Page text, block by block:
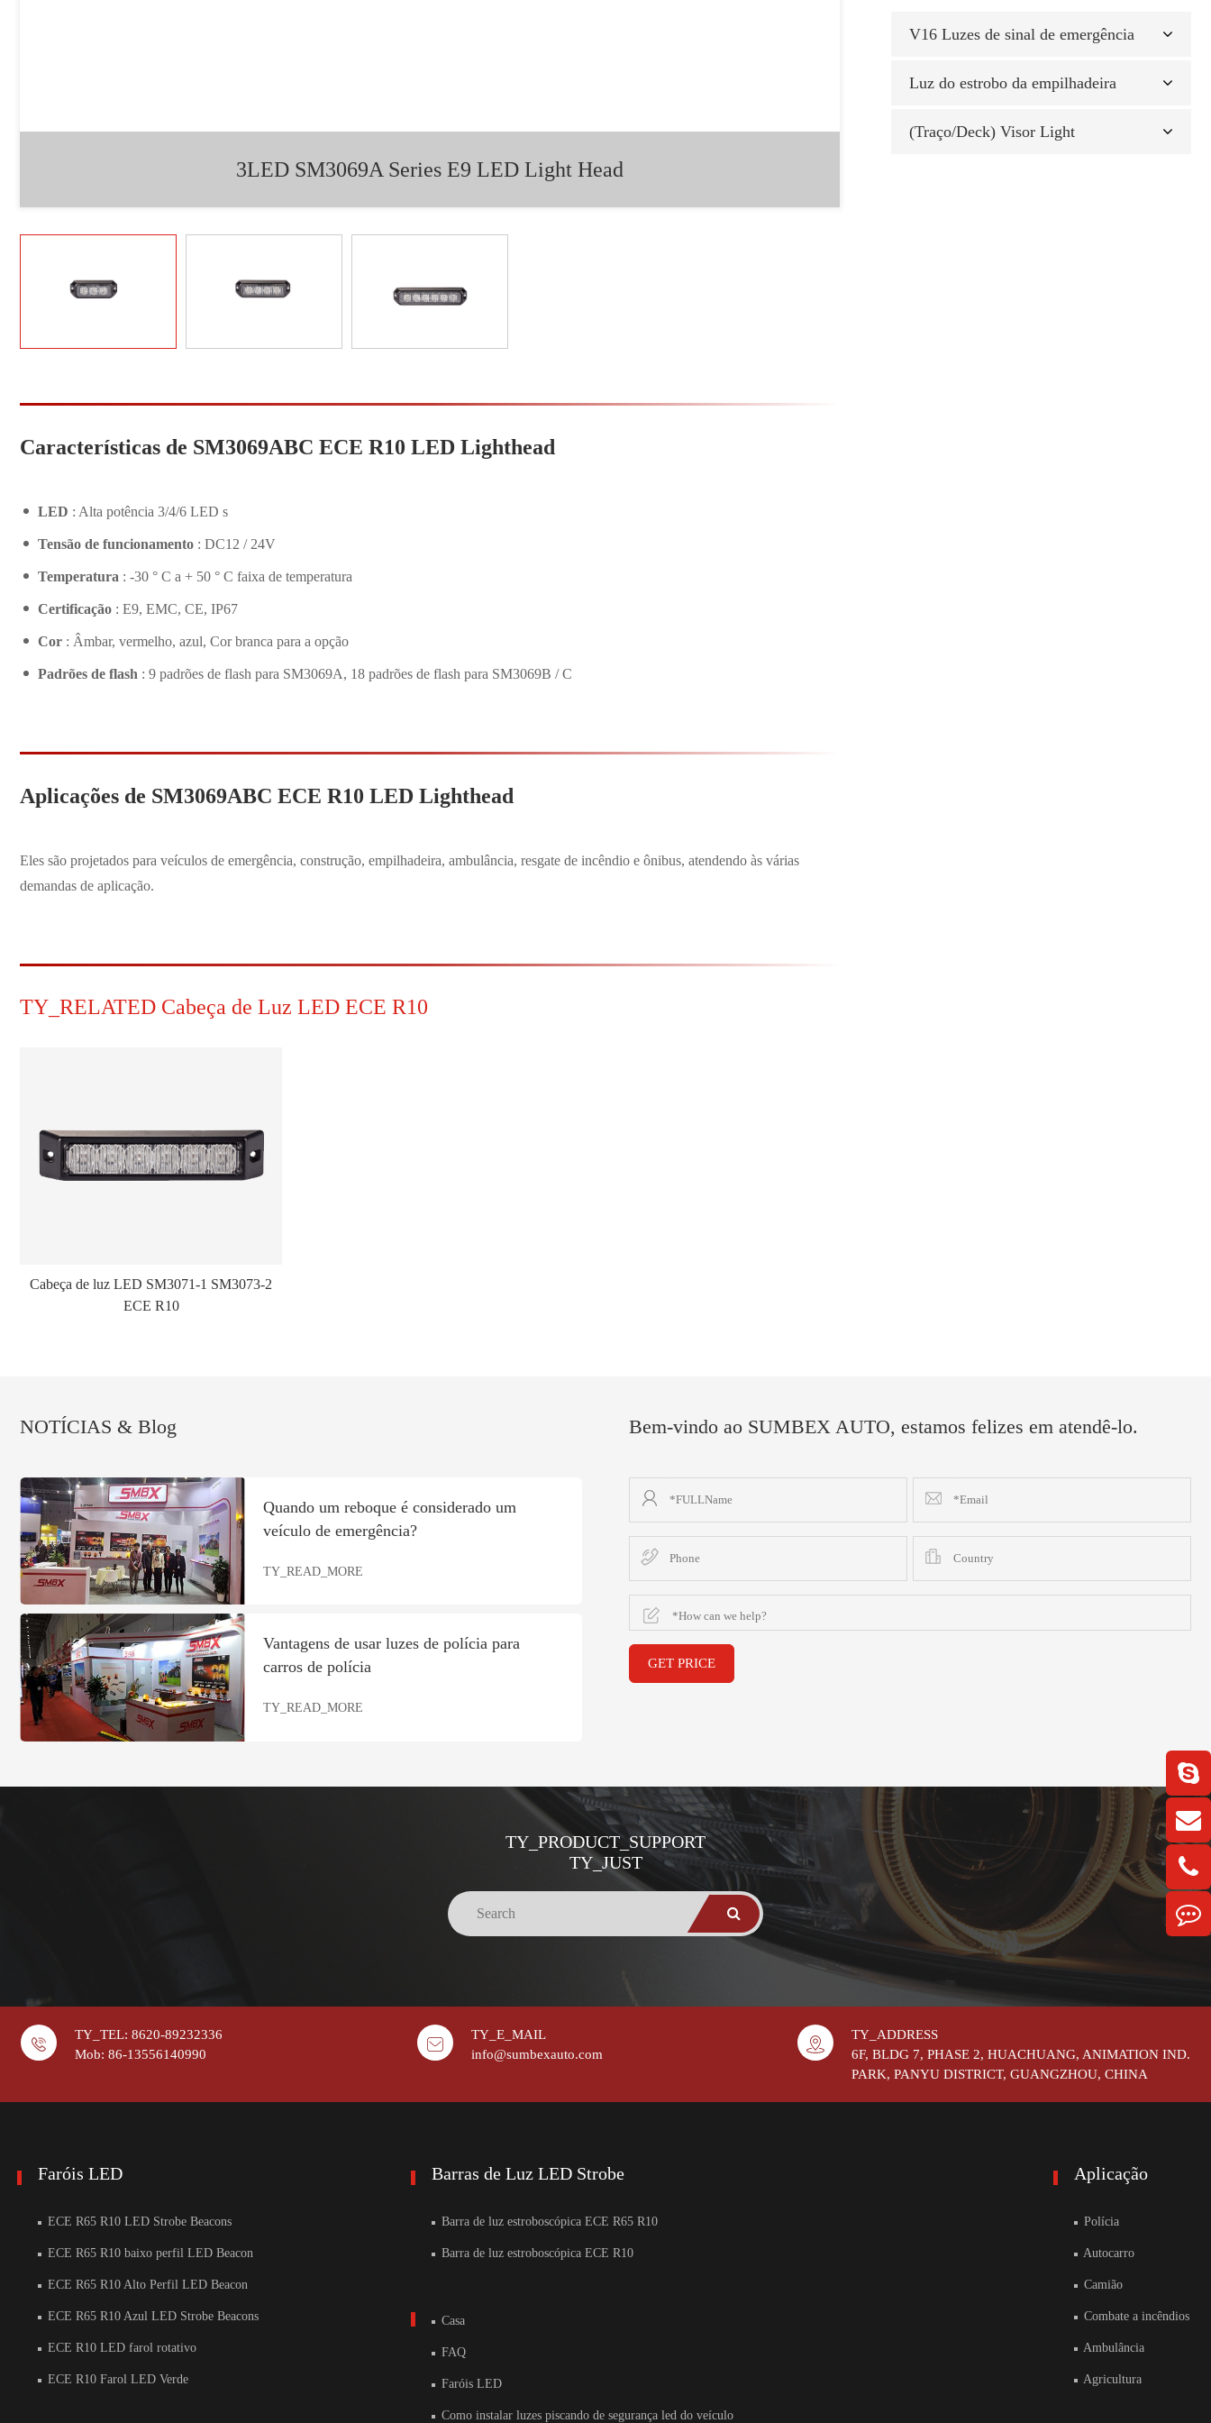
3LED SM3069A Series E9 LED Light Head
Características de SM3069ABC ECE R10 LED Lighthead
LED : Alta potência 3/4/6 LED s
Tensão de funcionamento : DC12 / 24V
Temperatura : -30 ° C a + 50 ° C faixa de temperatura
Certificação : E9, EMC, CE, IP67
Cor : Âmbar, vermelho, azul, Cor branca para a opção
Padrões de flash : 9 padrões de flash para SM3069A, 18 padrões de flash para SM3069B / C
Aplicações de SM3069ABC ECE R10 LED Lighthead
Eles são projetados para veículos de emergência, construção, empilhadeira, ambulância, resgate de incêndio e ônibus, atendendo às várias
demandas de aplicação.
TY_RELATED Cabeça de Luz LED ECE R10
Cabeça de luz LED SM3071-1 SM3073-2
ECE R10
V16 Luzes de sinal de emergência
Luz do estrobo da empilhadeira
(Traço/Deck) Visor Light
NOTÍCIAS & Blog
Quando um reboque é considerado um
veículo de emergência?
TY_READ_MORE
Vantagens de usar luzes de polícia para
carros de polícia
TY_READ_MORE
Bem-vindo ao SUMBEX AUTO, estamos felizes em atendê-lo.
GET PRICE
TY_PRODUCT_SUPPORT
TY_JUST
TY_TEL: 8620-89232336
Mob: 86-13556140990
TY_E_MAIL
info@sumbexauto.com
TY_ADDRESS
6F, BLDG 7, PHASE 2, HUACHUANG, ANIMATION IND.
PARK, PANYU DISTRICT, GUANGZHOU, CHINA
Faróis LED
ECE R65 R10 LED Strobe Beacons
ECE R65 R10 baixo perfil LED Beacon
ECE R65 R10 Alto Perfil LED Beacon
ECE R65 R10 Azul LED Strobe Beacons
ECE R10 LED farol rotativo
ECE R10 Farol LED Verde
Barras de Luz LED Strobe
Barra de luz estroboscópica ECE R65 R10
Barra de luz estroboscópica ECE R10
Casa
FAQ
Faróis LED
Como instalar luzes piscando de segurança led do veículo
Aplicação
Polícia
Autocarro
Camião
Combate a incêndios
Ambulância
Agricultura